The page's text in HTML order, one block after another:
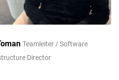
Teamleiter / Software
Director